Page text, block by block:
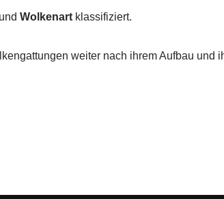
und Wolkenart klassifiziert.
weiter nach ihrem Aufbau und